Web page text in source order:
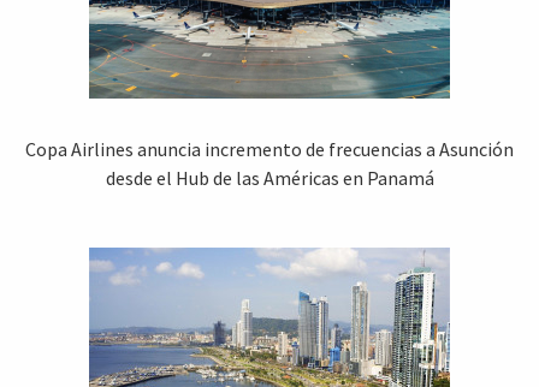
Copa Airlines anuncia incremento de frecuencias a Asunción
desde el Hub de las Américas en Panamá